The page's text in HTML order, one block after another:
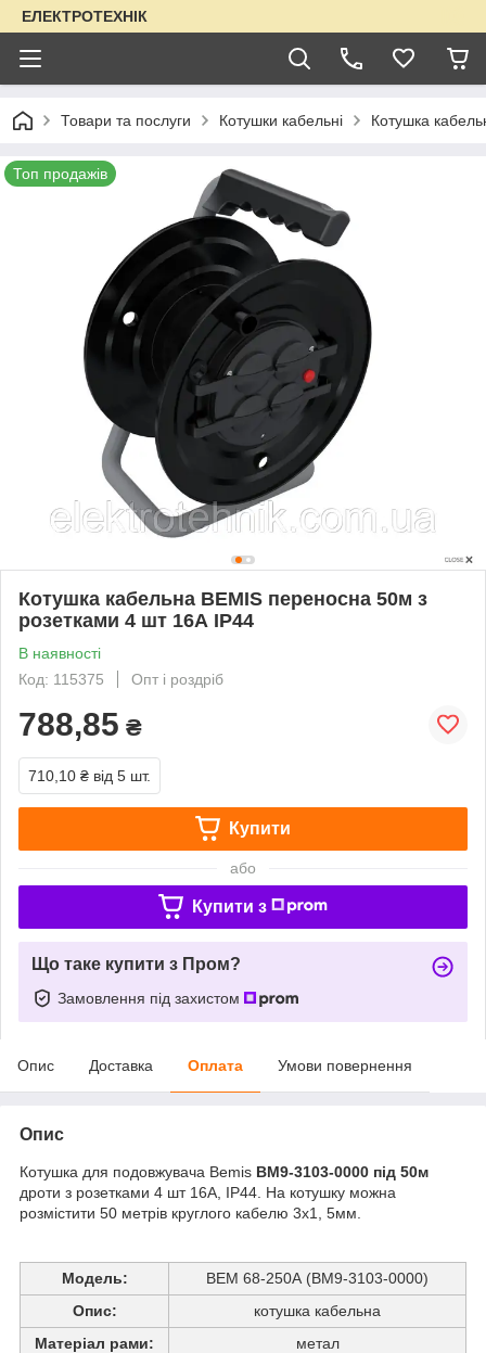
ЕЛЕКТРОТЕХНІК
Товари та послуги Котушки кабельні Котушка
Топ продажів
Котушка кабельна BEMIS переносна 50м з
розетками 4 шт 16А IP44
В наявності
Код: 115375
Опт і роздріб
788,85 ₴
710,10 ₴ від 5 шт.
Купити
або
Купити з
Що таке купити з Пром?
Замовлення під захистом
Опис Доставка Оплата Умови повернення
Опис
Котушка для подовжувача Bemis BM9-3103-0000 під 50м
дроти з розетками 4 шт 16А, IP44. На котушку можна
розмістити 50 метрів круглого кабелю 3х1, 5мм.
Модель:
BEM 68-250А (BM9-3103-0000)
Опис:
котушка кабельна
Матеріал рами:
метал